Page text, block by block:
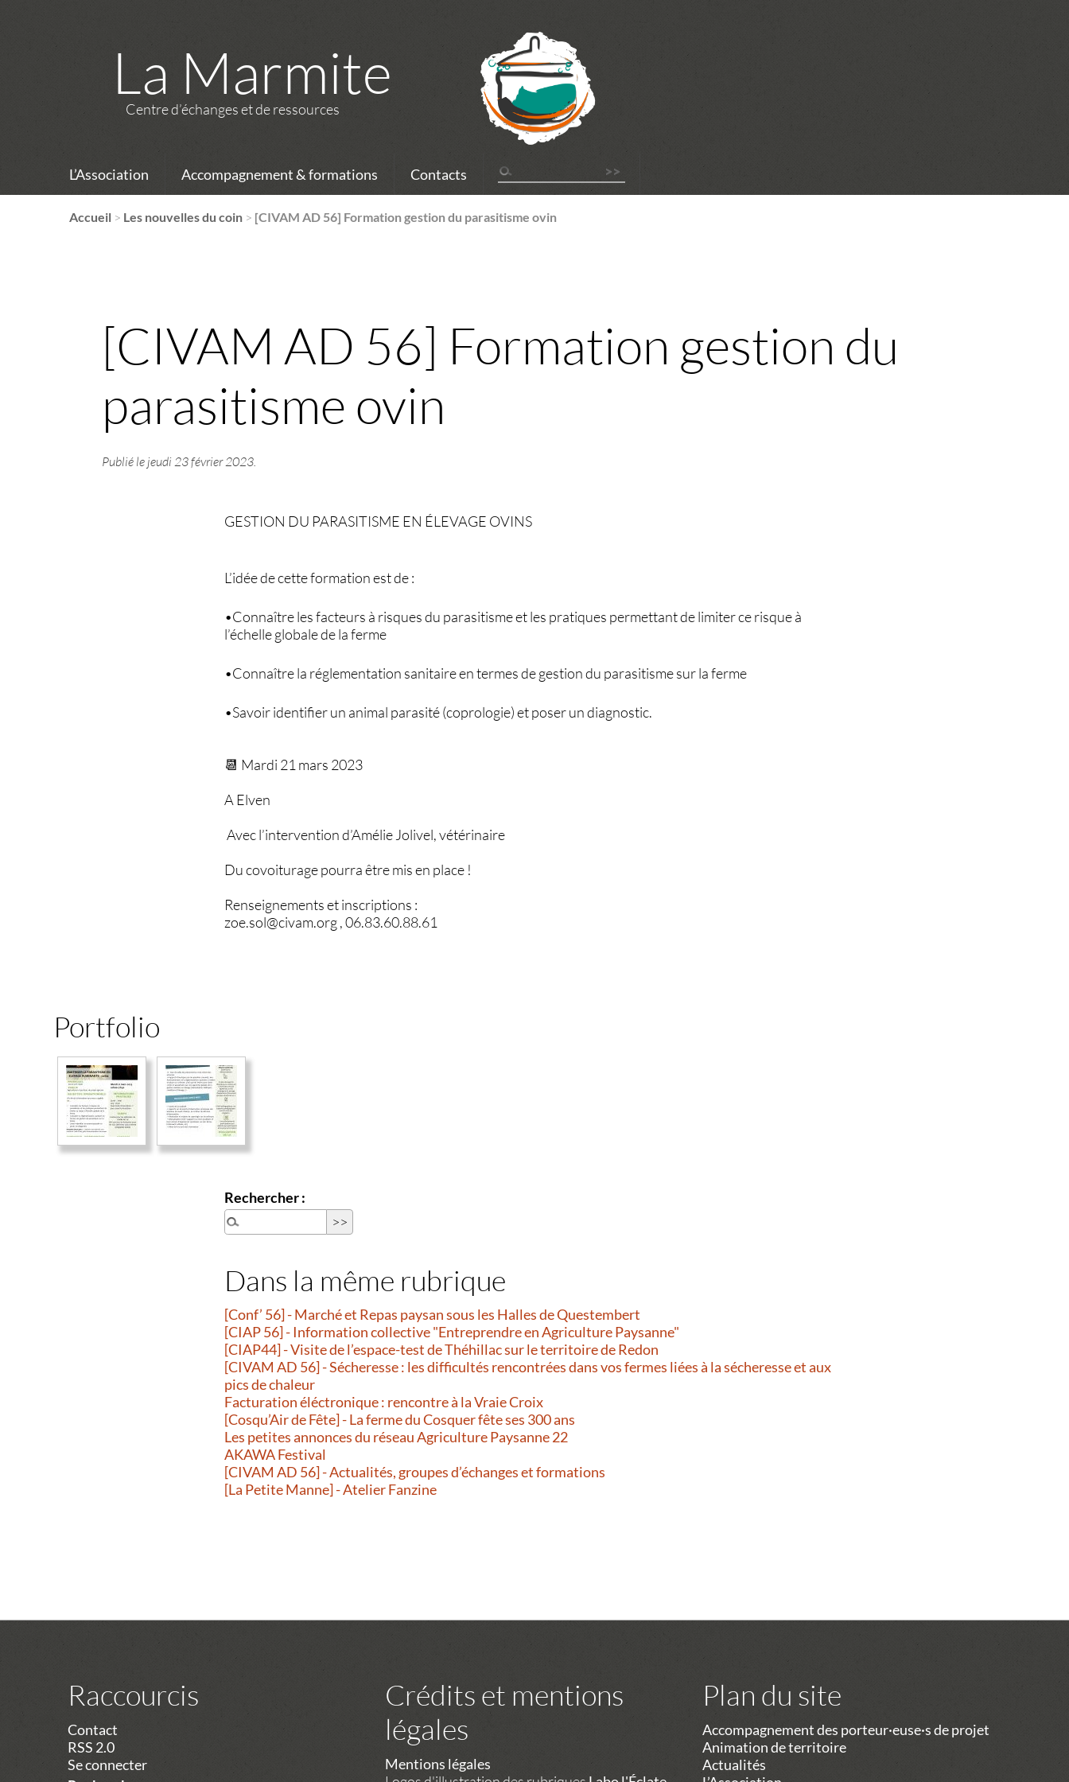
La Marmite
Centre d’échanges et de ressources
L’Association Accompagnement & formations Contacts
Accueil > Les nouvelles du coin > [CIVAM AD 56] Formation gestion du parasitisme ovin
[CIVAM AD 56] Formation gestion du
parasitisme ovin
Publié le jeudi 23 février 2023.
GESTION DU PARASITISME EN ÉLEVAGE OVINS
L’idée de cette formation est de :
•Connaître les facteurs à risques du parasitisme et les pratiques permettant de limiter ce risque à
l’échelle globale de la ferme
•Connaître la réglementation sanitaire en termes de gestion du parasitisme sur la ferme
•Savoir identifier un animal parasité (coprologie) et poser un diagnostic.
📆 Mardi 21 mars 2023
A Elven
Avec l’intervention d’Amélie Jolivel, vétérinaire
Du covoiturage pourra être mis en place !
Renseignements et inscriptions :
zoe.sol@civam.org , 06.83.60.88.61
Portfolio
Rechercher :
Dans la même rubrique
[Conf’ 56] - Marché et Repas paysan sous les Halles de Questembert
[CIAP 56] - Information collective "Entreprendre en Agriculture Paysanne"
[CIAP44] - Visite de l’espace-test de Théhillac sur le territoire de Redon
[CIVAM AD 56] - Sécheresse : les difficultés rencontrées dans vos fermes liées à la sécheresse et aux
pics de chaleur
Facturation éléctronique : rencontre à la Vraie Croix
[Cosqu’Air de Fête] - La ferme du Cosquer fête ses 300 ans
Les petites annonces du réseau Agriculture Paysanne 22
AKAWA Festival
[CIVAM AD 56] - Actualités, groupes d’échanges et formations
[La Petite Manne] - Atelier Fanzine
Raccourcis
Contact
RSS 2.0
Se connecter
Crédits et mentions
légales
Mentions légales
Plan du site
Accompagnement des porteur·euse·s de projet
Animation de territoire
Actualités